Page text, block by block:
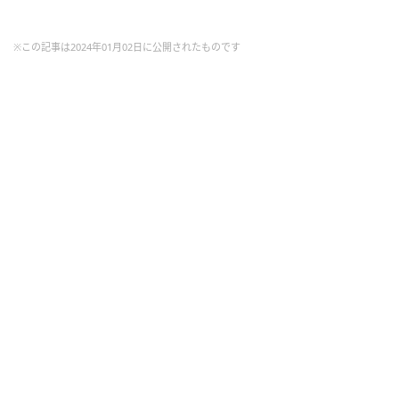
※この記事は2024年01月02日に公開されたものです